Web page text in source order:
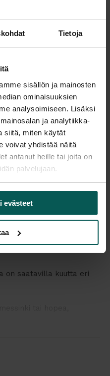
Tietoja
sisällön ja mainosten
ominaisuuksien
analysoimiseen. Lisäksi
ja analytiikka-
siitä, miten käytät
voivat yhdistää näitä
antanut heille tai joita on
palvelujaan.
evästeet
tarjous
Toimitus
Toimitusaika: 4-6 vko
Toimitukset kattavasti
koko Suomeen.
tutustumaan!
tilattavissa kauttamme.
on saatavilla kuutta eri